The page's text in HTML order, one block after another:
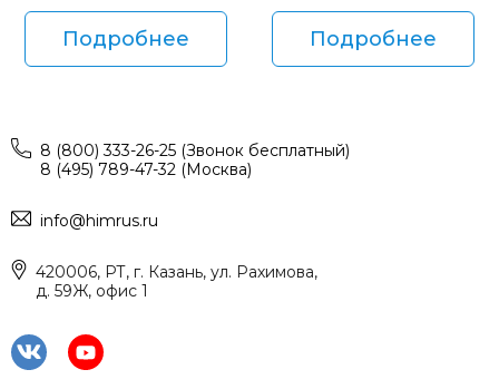
Подробнее Подробнее
8 (800) 333-26-25 (Звонок бесплатный)
8 (495) 789-47-32 (Москва)
info@himrus.ru
420006, РТ, г. Казань, ул. Рахимова,
д. 59Ж, офис 1